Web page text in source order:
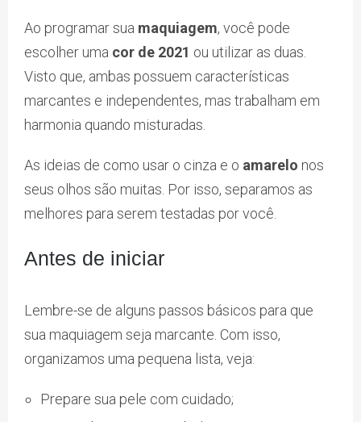
Ao programar sua maquiagem, você pode
escolher uma cor de 2021 ou utilizar as duas.
Visto que, ambas possuem características
marcantes e independentes, mas trabalham em
harmonia quando misturadas.
As ideias de como usar o cinza e o amarelo nos
seus olhos são muitas. Por isso, separamos as
melhores para serem testadas por você.
Antes de iniciar
Lembre-se de alguns passos básicos para que
sua maquiagem seja marcante. Com isso,
organizamos uma pequena lista, veja:
Prepare sua pele com cuidado;